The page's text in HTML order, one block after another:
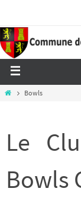
Bowls
Le
Bowls